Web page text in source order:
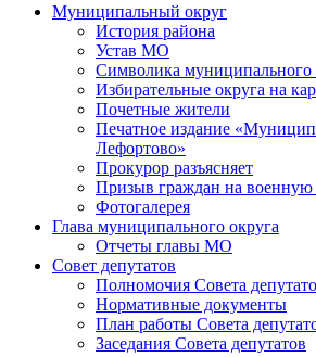
Муниципальный округ
История района
Устав МО
Символика муниципального
Избирательные округа на
Почетные жители
Печатное издание
Лефортово»
Прокурор разъясняет
Призыв граждан на военную
Фотогалерея
Глава муниципального округа
Отчеты главы МО
Совет депутатов
Полномочия Совета
Нормативные документы
План работы Совета
Заседания Cовета депутатов